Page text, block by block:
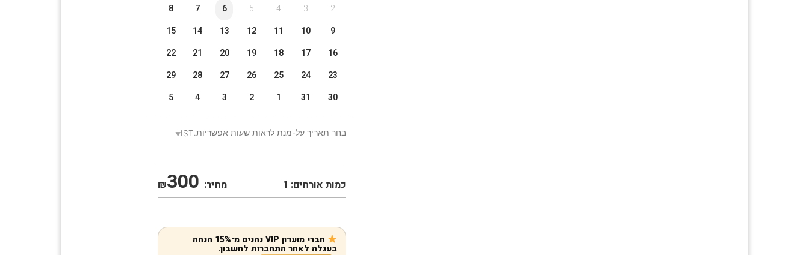
2
3
4
5
6
7
8
9
10
11
12
13
14
15
16
17
18
19
20
21
22
23
24
25
26
27
28
29
30
31
1
2
3
4
5
בחר תאריך על-מנת לראות שעות אפשריות. IST
כמות אורחים: 1 מחיר: 300
₪
חברי מועדון VIP נהנים מ־15% הנחה
בעגלה לאחר התחברות לחשבון.